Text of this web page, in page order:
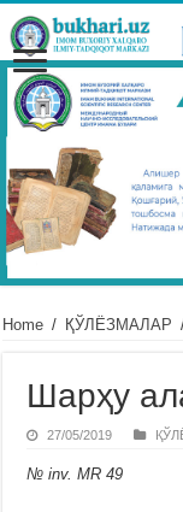
Home / ҚЎЛЁЗМАЛАР
Шарҳу
27/05/2019
№ inv. MR 49